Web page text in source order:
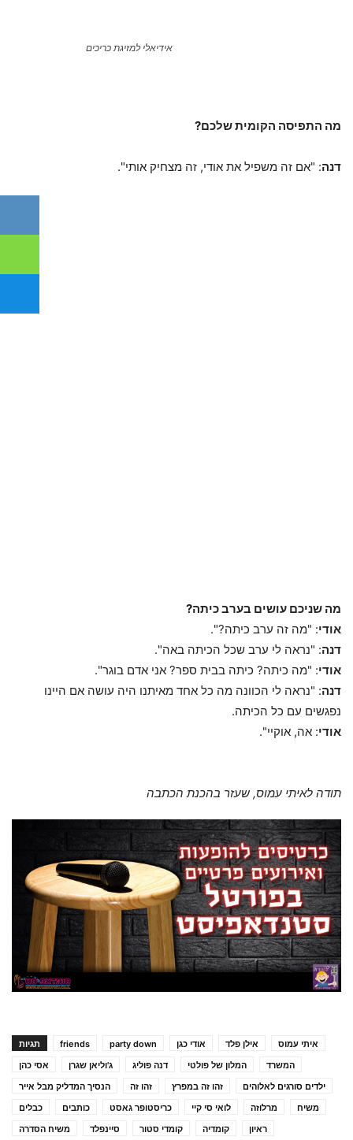
אידיאלי למזיגת כריכים
מה התפיסה הקומית שלכם?
דנה: "אם זה משפיל את אודי, זה מצחיק אותי".
מה שניכם עושים בערב כיתה?
אודי: "מה זה ערב כיתה?".
דנה: "נראה לי ערב שכל הכיתה באה".
אודי: "מה כיתה? כיתה בבית ספר? אני אדם בוגר".
דנה: "נראה לי הכוונה מה כל אחד מאיתנו היה עושה אם היינו
נפגשים עם כל הכיתה.
אודי: אה, אוקיי".
תודה לאיתי עמוס, שעזר בהכנת הכתבה
תגיות friends party down אודי כגן אילן פלד
איתי עמוס
אסי כהן
ג'וליאן שגרן דנה פוליג המלון של פולטי
המשרד
הנסיך המדליק מבל אייר
זהו זה זהו זה במפרץ
ילדים סורגים לאלוהים
כבלים
כותבים כריסטופר גאסט לואי סי קיי מרלוזה
משיח
משיח הסדרה
סיינפלד קומדי סטור קומדיה
ראיון